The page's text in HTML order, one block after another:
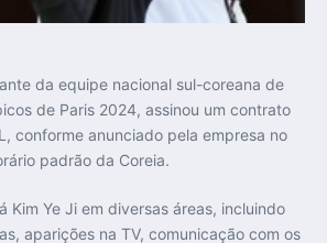
da equipe nacional sul-coreana de
de Paris 2024, assinou um contrato
conforme anunciado pela empresa no
padrão da Coreia.
Kim Ye Ji em diversas áreas, incluindo
aparições na TV, comunicação com os